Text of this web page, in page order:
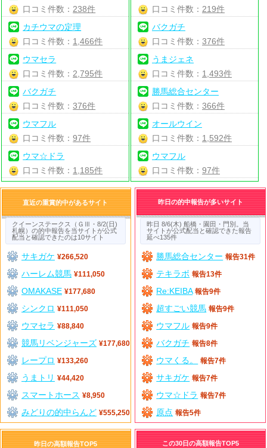
口コミ件数： 238件
カチウマの定理
口コミ件数： 1,466件
ウマセラ
口コミ件数： 2,795件
バクガチ
口コミ件数：376件
ウマフル
口コミ件数：97件
ウマ☆ドラ
口コミ件数： 1,185件
口コミ件数： 219件
バクガチ
口コミ件数： 376件
うまジェネ
口コミ件数： 1,493件
勝馬総合センター
口コミ件数： 366件
オールウイン
口コミ件数： 1,592件
ウマフル
口コミ件数： 97件
直近の重賞的中があるサイト
クイーンステークス（ＧⅢ・8/2(日)
札幌）の的中報告を当サイトが公式
配当と確認できたのは10サイト
サキガケ ¥266,520
ハーレム競馬 ¥111,050
OMAKASE ¥177,680
シンクロ ¥111,050
ウマセラ ¥88,840
競馬リベンジャーズ ¥177,680
レープロ ¥133,260
うまトリ ¥44,420
スマートホース ¥8,950
みどりの的中らんど ¥555,250
昨日の的中報告が多いサイト
昨日 8/6(木) 船橋・園田・門別。当
サイトが公式配当と確認できた報告
延べ135件
勝馬総合センター 報告31件
テキラボ 報告13件
Re:KEIBA 報告9件
超すごい競馬 報告9件
ウマフル 報告9件
バクガチ 報告8件
ウマくる。 報告7件
サキガケ 報告7件
ウマ☆ドラ 報告7件
原点 報告5件
昨日の高額報告TOP5 この30日の高額報告TOP5